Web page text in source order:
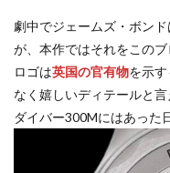
劇中でジェームズ・ボン
が、本作ではそれをこの
ロゴは英国の官有物を示
なく嬉しいディテールと
ダイバー300Mにはあった